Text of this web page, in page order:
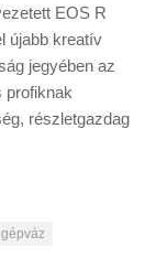
EOS R
újabb kreatív
jegyében az
profiknak
részletgazdag